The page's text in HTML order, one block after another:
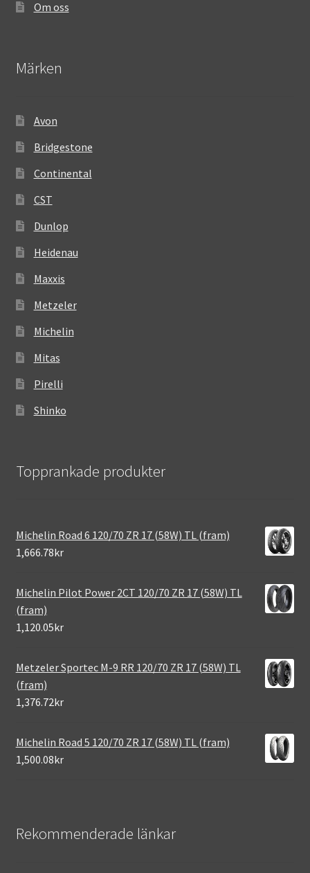
Om oss
Märken
Avon
Bridgestone
Continental
CST
Dunlop
Heidenau
Maxxis
Metzeler
Michelin
Mitas
Pirelli
Shinko
Topprankade produkter
Michelin Road 6 120/70 ZR 17 (58W) TL (fram)
1,666.78kr
Michelin Pilot Power 2CT 120/70 ZR 17 (58W) TL
(fram)
1,120.05kr
Metzeler Sportec M-9 RR 120/70 ZR 17 (58W) TL
(fram)
1,376.72kr
Michelin Road 5 120/70 ZR 17 (58W) TL (fram)
1,500.08kr
Rekommenderade länkar